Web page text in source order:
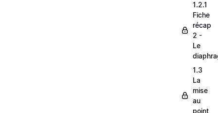
1.2.1
Fiche
récap
2 -
Le
1.3
La
mise
au
point